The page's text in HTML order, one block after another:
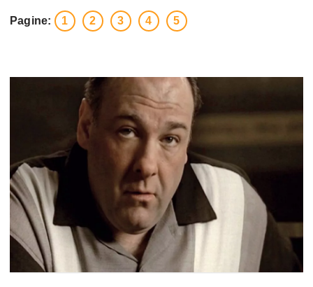
Pagine: 1 2 3 4 5